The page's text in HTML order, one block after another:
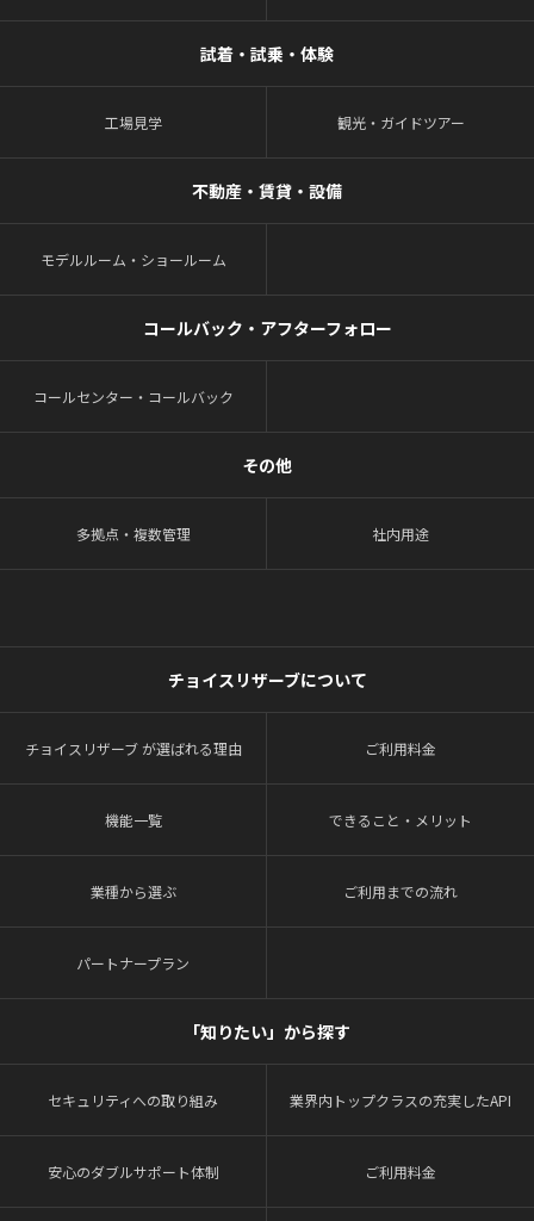
試着・試乗・体験
工場見学 観光・ガイドツアー
不動産・賃貸・設備
モデルルーム・ショールーム
コールバック・アフターフォロー
コールセンター・コールバック
その他
多拠点・複数管理 社内用途
チョイスリザーブについて
チョイスリザーブ が選ばれる理由 ご利用料金
機能一覧 できること・メリット
業種から選ぶ ご利用までの流れ
パートナープラン
「知りたい」から探す
セキュリティへの取り組み 業界内トップクラスの充実したAPI
安心のダブルサポート体制 ご利用料金